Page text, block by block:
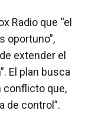
Radio que “el
oportuno”,
extender el
El plan busca
conflicto que,
de control”.